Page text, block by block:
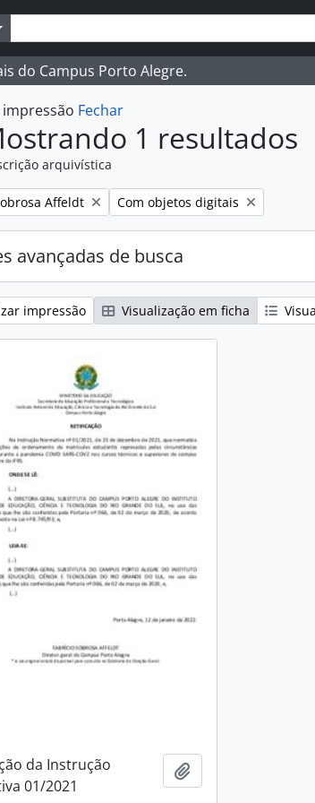
de busca
do Campus Porto Alegre.
Fechar
1 resultados
arquivística
Affeldt Remover filtro:
Com objetos digitais
avançadas de busca
impressão Visualização em ficha
da Instrução
01/2021